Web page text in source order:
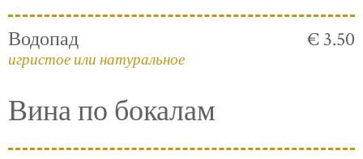
Водопад
игристое или натуральное
€ 3.50
Вина по бокалам